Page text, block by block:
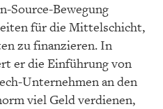
Source-Bewegung
für die Mittelschicht,
zu finanzieren. In
er die Einführung von
Unternehmen an den
viel Geld verdienen,